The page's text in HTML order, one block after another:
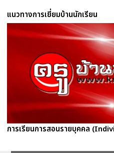
แนวทางการเยี่ยมบ้านนักเรียน
การเรียนการสอนรายบุคคล